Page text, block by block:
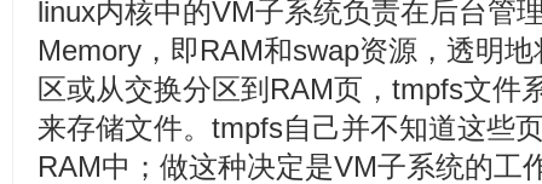
linux内核中的VM子系统负责在后台管
Memory，即RAM和swap资源，透明
区或从交换分区到RAM页，tmpfs文件
来存储文件。tmpfs自己并不知道这些
RAM中；做这种决定是VM子系统的工